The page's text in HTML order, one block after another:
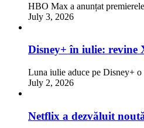
HBO Max a anunțat
July 3, 2026
Disney+ în iulie: revine
Luna iulie aduce pe Disney+
July 2, 2026
Netflix a dezvăluit